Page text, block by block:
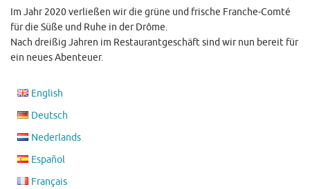
Im Jahr 2020 verließen wir die grüne und frische Franche-Comté
für die Süße und Ruhe in der Drôme.
Nach dreißig Jahren im Restaurantgeschäft sind wir nun bereit für
ein neues Abenteuer.
English
Deutsch
Nederlands
Español
Français